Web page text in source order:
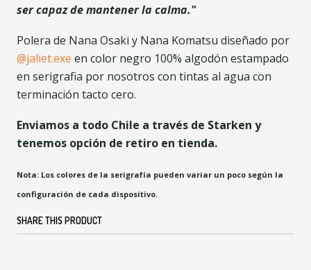
ser capaz de mantener la calma."
Polera de Nana Osaki y Nana Komatsu diseñado por
@jaliet.exe en color negro 100% algodón estampado
en serigrafia por nosotros con tintas al agua con
terminación tacto cero.
Enviamos a todo Chile a través de Starken y
tenemos opción de retiro en tienda.
Nota: Los colores de la serigrafía pueden variar un poco según la
configuración de cada dispositivo.
SHARE THIS PRODUCT